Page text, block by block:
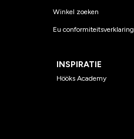
Winkel zoeken
Eu conformiteitsverklaring
INSPIRATIE
Hööks Academy